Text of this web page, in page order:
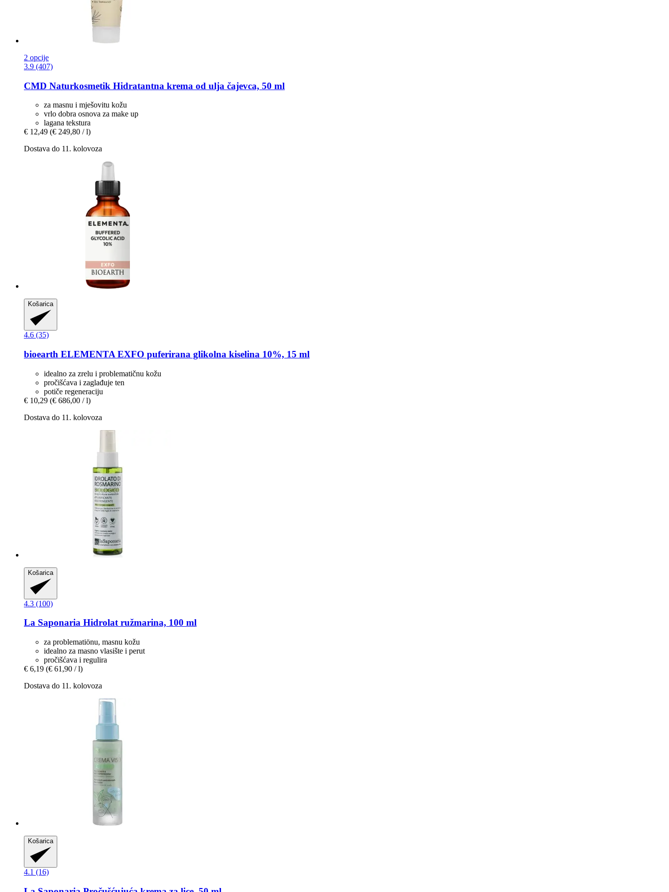
2 opcije
3.9 (407)
CMD Naturkosmetik Hidratantna krema od ulja čajevca, 50 ml
za masnu i mješovitu kožu
vrlo dobra osnova za make up
lagana tekstura
€ 12,49 (€ 249,80 / l)
Dostava do 11. kolovoza
Košarica
4.6 (35)
bioearth ELEMENTA EXFO puferirana glikolna kiselina 10%, 15 ml
idealno za zrelu i problematičnu kožu
pročišćava i zaglađuje ten
potiče regeneraciju
€ 10,29 (€ 686,00 / l)
Dostava do 11. kolovoza
Košarica
4.3 (100)
La Saponaria Hidrolat ružmarina, 100 ml
za problematiönu, masnu kožu
idealno za masno vlasište i perut
pročišćava i regulira
€ 6,19 (€ 61,90 / l)
Dostava do 11. kolovoza
Košarica
4.1 (16)